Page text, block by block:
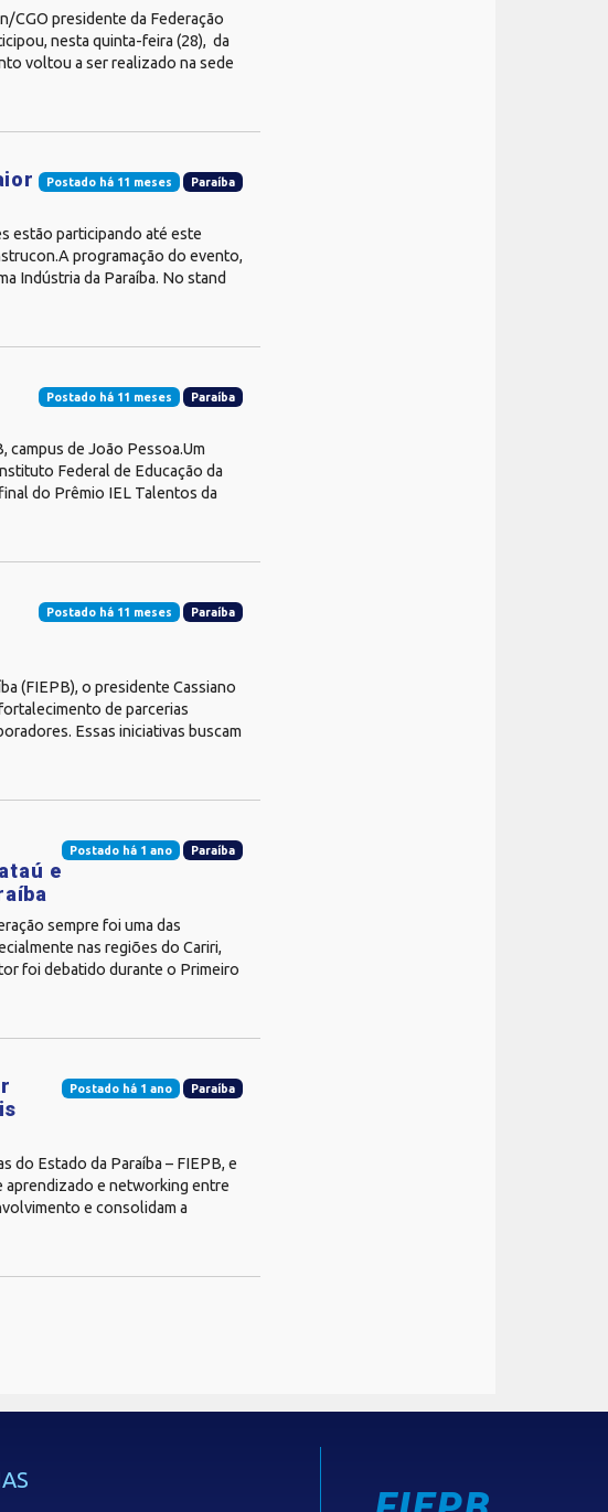
CGO presidente da Federação
nesta quinta-feira (28), da
voltou a ser realizado na sede
Postado há 11 meses Paraíba
estão participando até este
programação do evento,
Indústria da Paraíba. No stand
Postado há 11 meses Paraíba
campus de João Pessoa.Um
Federal de Educação da
do Prêmio IEL Talentos da
Postado há 11 meses Paraíba
(FIEPB), o presidente Cassiano
de parcerias
Essas iniciativas buscam
Postado há 1 ano Paraíba
e
sempre foi uma das
nas regiões do Cariri,
foi debatido durante o Primeiro
Postado há 1 ano Paraíba
do Estado da Paraíba – FIEPB, e
aprendizado e networking entre
e consolidam a